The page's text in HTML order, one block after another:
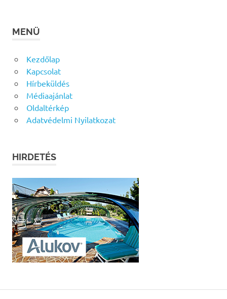
MENÜ
Kezdőlap
Kapcsolat
Hírbeküldés
Médiaajánlat
Oldaltérkép
Adatvédelmi Nyilatkozat
HIRDETÉS